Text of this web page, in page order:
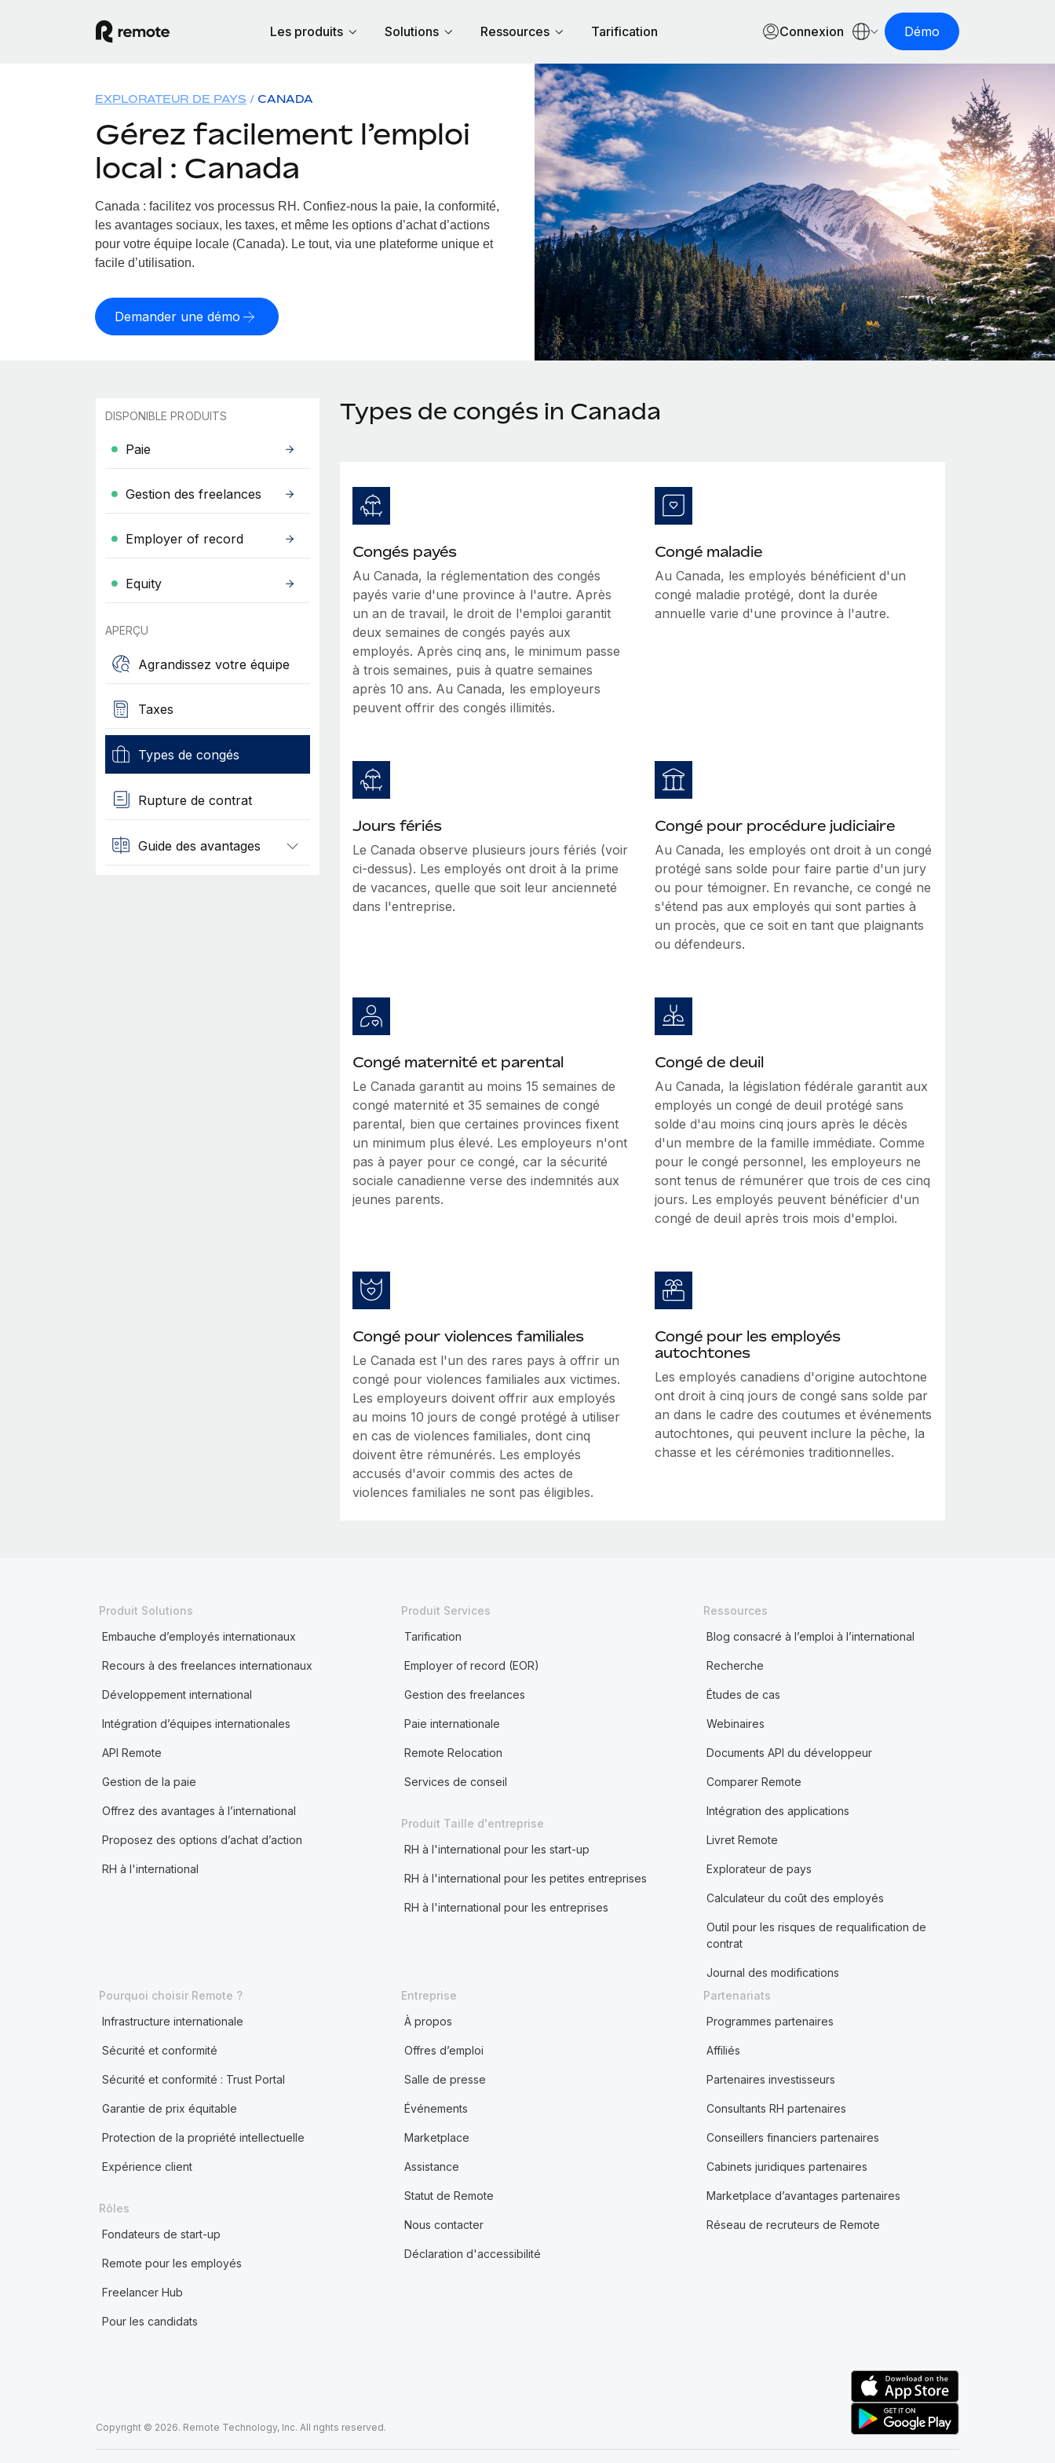
Les produits Solutions Ressources Tarification Connexion Démo
EXPLORATEUR DE PAYS CANADA
Gérez facilement l’emploi
local : Canada
Canada : facilitez vos processus RH. Confiez-nous la paie, la conformité,
les avantages sociaux, les taxes, et même les options d’achat d’actions
pour votre équipe locale (Canada). Le tout, via une plateforme unique et
facile d’utilisation.
Demander une démo
DISPONIBLE PRODUITS
Paie
Gestion des freelances
Employer of record
Equity
APERÇU
Agrandissez votre équipe
Taxes
Types de congés
Rupture de contrat
Guide des avantages
Types de congés in Canada
Congés payés
Au Canada, la réglementation des congés
payés varie d'une province à l'autre. Après
un an de travail, le droit de l'emploi garantit
deux semaines de congés payés aux
employés. Après cinq ans, le minimum passe
à trois semaines, puis à quatre semaines
après 10 ans. Au Canada, les employeurs
peuvent offrir des congés illimités.
Congé maladie
Au Canada, les employés bénéficient d'un
congé maladie protégé, dont la durée
annuelle varie d'une province à l'autre.
Jours fériés
Le Canada observe plusieurs jours fériés (voir
ci-dessus). Les employés ont droit à la prime
de vacances, quelle que soit leur ancienneté
dans l'entreprise.
Congé pour procédure judiciaire
Au Canada, les employés ont droit à un congé
protégé sans solde pour faire partie d'un jury
ou pour témoigner. En revanche, ce congé ne
s'étend pas aux employés qui sont parties à
un procès, que ce soit en tant que plaignants
ou défendeurs.
Congé maternité et parental
Le Canada garantit au moins 15 semaines de
congé maternité et 35 semaines de congé
parental, bien que certaines provinces fixent
un minimum plus élevé. Les employeurs n'ont
pas à payer pour ce congé, car la sécurité
sociale canadienne verse des indemnités aux
jeunes parents.
Congé de deuil
Au Canada, la législation fédérale garantit aux
employés un congé de deuil protégé sans
solde d'au moins cinq jours après le décès
d'un membre de la famille immédiate. Comme
pour le congé personnel, les employeurs ne
sont tenus de rémunérer que trois de ces cinq
jours. Les employés peuvent bénéficier d'un
congé de deuil après trois mois d'emploi.
Congé pour violences familiales
Le Canada est l'un des rares pays à offrir un
congé pour violences familiales aux victimes.
Les employeurs doivent offrir aux employés
au moins 10 jours de congé protégé à utiliser
en cas de violences familiales, dont cinq
doivent être rémunérés. Les employés
accusés d'avoir commis des actes de
violences familiales ne sont pas éligibles.
Congé pour les employés
autochtones
Les employés canadiens d'origine autochtone
ont droit à cinq jours de congé sans solde par
an dans le cadre des coutumes et événements
autochtones, qui peuvent inclure la pêche, la
chasse et les cérémonies traditionnelles.
Produit Solutions
Embauche d’employés internationaux
Recours à des freelances internationaux
Développement international
Intégration d’équipes internationales
API Remote
Gestion de la paie
Offrez des avantages à l’international
Proposez des options d’achat d’action
RH à l'international
Produit Services
Tarification
Employer of record (EOR)
Gestion des freelances
Paie internationale
Remote Relocation
Services de conseil
Produit Taille d'entreprise
RH à l'international pour les start-up
RH à l'international pour les petites entreprises
RH à l'international pour les entreprises
Ressources
Blog consacré à l’emploi à l’international
Recherche
Études de cas
Webinaires
Documents API du développeur
Comparer Remote
Intégration des applications
Livret Remote
Explorateur de pays
Calculateur du coût des employés
Outil pour les risques de requalification de
contrat
Journal des modifications
Pourquoi choisir Remote ?
Infrastructure internationale
Sécurité et conformité
Sécurité et conformité : Trust Portal
Garantie de prix équitable
Protection de la propriété intellectuelle
Expérience client
Rôles
Fondateurs de start-up
Remote pour les employés
Freelancer Hub
Pour les candidats
Entreprise
À propos
Offres d’emploi
Salle de presse
Événements
Marketplace
Assistance
Statut de Remote
Nous contacter
Déclaration d'accessibilité
Partenariats
Programmes partenaires
Affiliés
Partenaires investisseurs
Consultants RH partenaires
Conseillers financiers partenaires
Cabinets juridiques partenaires
Marketplace d’avantages partenaires
Réseau de recruteurs de Remote
Copyright © 2026. Remote Technology, Inc. All rights reserved.